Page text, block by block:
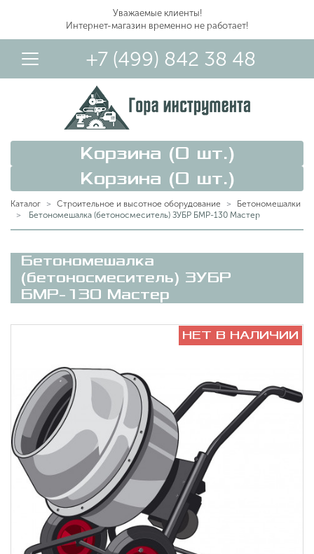
Уважаемые клиенты!
Интернет-магазин временно не работает!
+7 (499) 842 38 48
Вход в Личный Кабинет
Корзина (0 шт.)
Корзина (0 шт.)
Каталог Строительное и высотное оборудование
Бетономешалки
Бетономешалка (бетоносмеситель) ЗУБР БМР-130 Мастер
Бетономешалка
(бетоносмеситель) ЗУБР
БМР-130 Мастер
НЕТ В НАЛИЧИИ